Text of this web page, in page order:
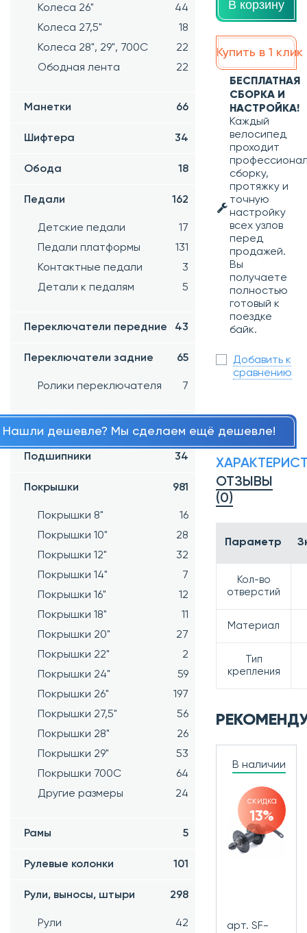
Колеса 26"
44
Колеса 27,5"
18
Колеса 28", 29", 700С
22
Ободная лента
22
Манетки 66
Шифтера 34
Обода 18
Педали 162
Детские педали
17
Педали платформы
131
Контактные педали
3
Детали к педалям
5
Переключатели передние 43
Переключатели задние 65
Ролики переключателя 7
Подшипники 34
Покрышки 981
Покрышки 8"
16
Покрышки 10"
28
Покрышки 12"
32
Покрышки 14"
7
Покрышки 16"
12
Покрышки 18"
11
Покрышки 20"
27
Покрышки 22"
2
Покрышки 24"
59
Покрышки 26"
197
Покрышки 27,5"
56
Покрышки 28"
26
Покрышки 29"
53
Покрышки 700C
64
Другие размеры
24
Рамы 5
Рулевые колонки 101
Рули, выносы, штыри 298
Рули
42
В корзину
Купить в 1 клик
БЕСПЛАТНАЯ
СБОРКА И
НАСТРОЙКА!
Каждый
велосипед
проходит
сборку,
протяжку и
точную
настройку
всех узлов
перед
продажей.
Вы
получаете
полностью
готовый к
поездке
байк.
Добавить к
сравнению
Нашли дешевле? Мы сделаем ещё дешевле!
ОТЗЫВЫ
(0)
Параметр
Кол-во
отверстий
Материал
Тип
крепления
В наличии
скидка
13%
арт. SF-